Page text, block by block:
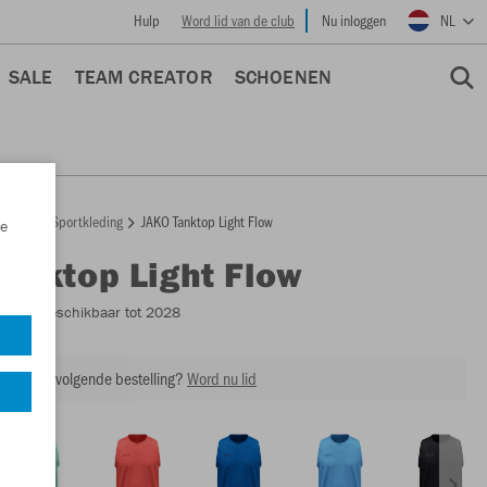
Hulp Word lid van de club Nu inloggen NL
SALE TEAM CREATOR SCHOENEN
Sportkleding JAKO Tanktop Light Flow
Tanktop Light Flow
- Beschikbaar tot 2028
op je volgende bestelling?Word nu lid